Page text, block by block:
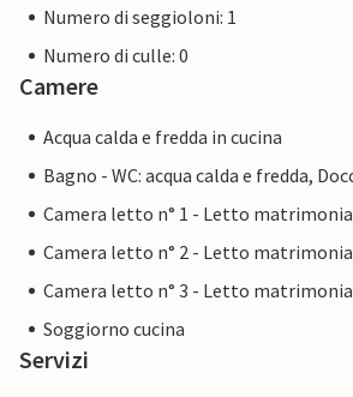
Numero di seggioloni: 1
Numero di culle: 0
Camere
Acqua calda e fredda in cucina
Bagno - WC: acqua calda e fredda,
Camera letto n° 1 - Letto
Camera letto n° 2 - Letto
Camera letto n° 3 - Letto
Soggiorno cucina
Servizi